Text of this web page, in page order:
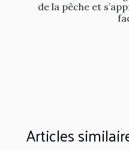
de la pêche et
Articles